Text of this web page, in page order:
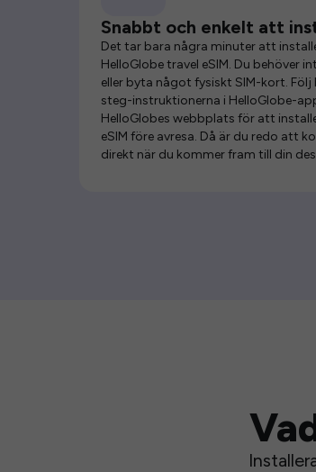
Snabbt och enkelt att
Det tar bara några minuter att
HelloGlobe travel eSIM. Du behöver
eller byta något fysiskt SIM-kort.
steg-instruktionerna i HelloGlobe-
HelloGlobes webbplats för att
eSIM före avresa. Då är du redo att
direkt när du kommer fram till din